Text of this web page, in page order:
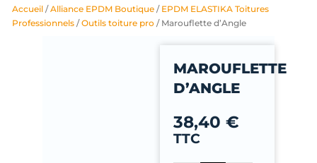
k
n
Accueil/Alliance EPDM Boutique/ EPDM ELASTIKA Toitures
Professionnels/Outils toiture pro / Marouflette d’Angle
MAROUFLETTE
D’ANGLE
38,40 €
TTC